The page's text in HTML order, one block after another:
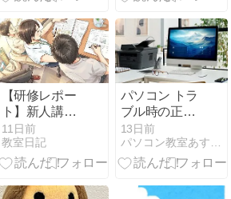
定
【研修レポー
ト】新人講師
が見た「当塾
の授業」のリ
アル！生徒の
出す秘密と
11日前
教室日記
パソコン トラ
ブル時の正し
い対処
13日前